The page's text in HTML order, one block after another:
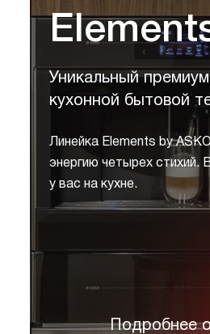
Уникальный
кухонной бытовой
Линейка Elements by
энергию четырех стихий.
у вас на кухне.
Подробнее